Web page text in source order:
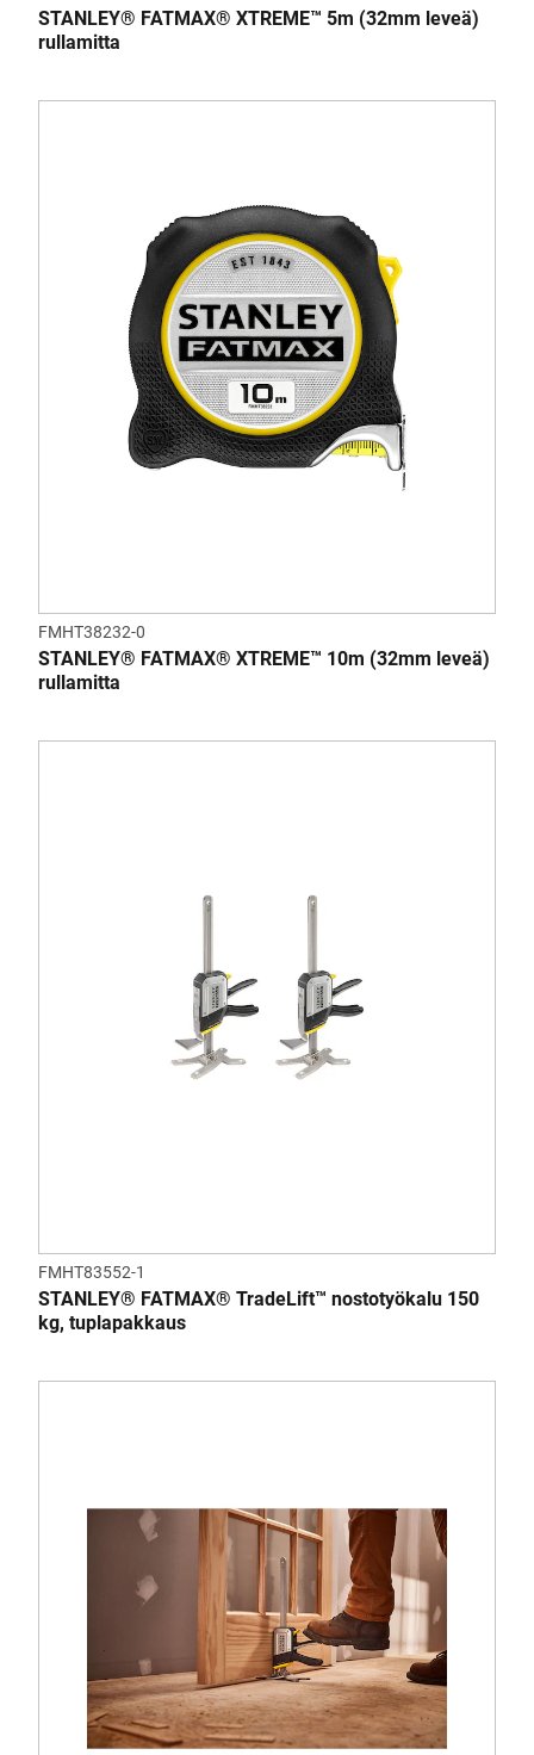
STANLEY® FATMAX® XTREME™ 5m (32mm leveä)
rullamitta
FMHT38232-0
STANLEY® FATMAX® XTREME™ 10m (32mm leveä)
rullamitta
FMHT83552-1
STANLEY® FATMAX® TradeLift™ nostotyökalu 150
kg, tuplapakkaus